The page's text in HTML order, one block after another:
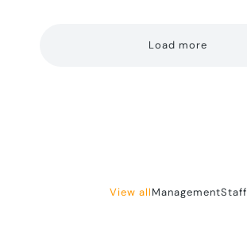
Load more
View allManagementStaff